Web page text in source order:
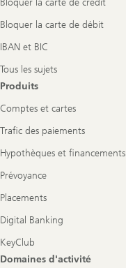
Bloquer la carte de crédit
Bloquer la carte de débit
IBAN et BIC
Tous les sujets
Produits
Comptes et cartes
Trafic des paiements
Hypothèques et financements
Prévoyance
Placements
Digital Banking
KeyClub
Domaines d'activité